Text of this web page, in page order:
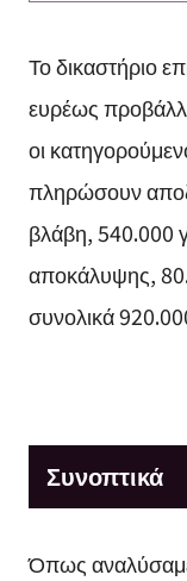
Το δικαστήριο
ευρέως
οι
πληρώσουν
βλάβη, 540.000
αποκάλυψης,
συνολικά
Συνοπτικά
Όπως